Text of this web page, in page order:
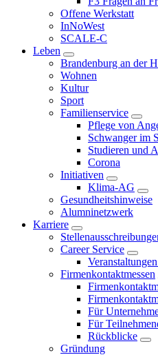
Offene Werkstatt
InNoWest
SCALE-C
Leben
Brandenburg an der
Wohnen
Kultur
Sport
Familienservice
Pflege von
Schwanger im
Studieren und
Corona
Initiativen
Klima-AG
Gesundheitshinweise
Alumninetzwerk
Karriere
Career Service
Firmenkontaktmessen
Für
Für
Rückblicke
Gründung